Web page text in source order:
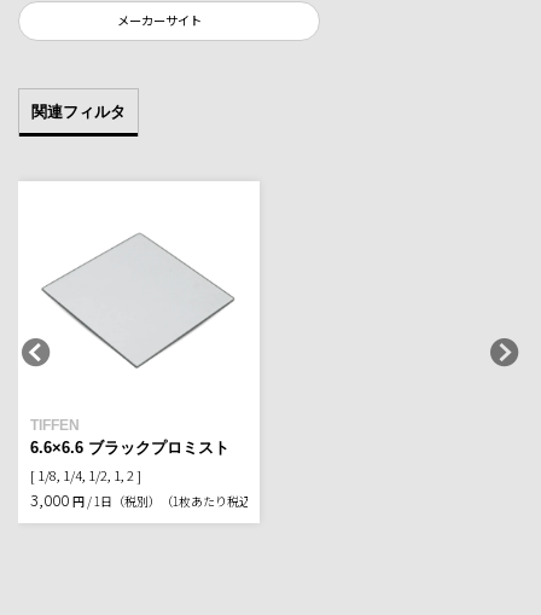
メーカーサイト
関連フィルタ
TIFFEN
6.6×6.6 ブラックプロミスト
[ 1/8, 1/4, 1/2, 1, 2 ]
3,000 円 / 1日（税別） （1枚あたり税込3,300円）